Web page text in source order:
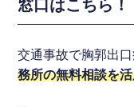
窓口はこちら！
交通事故で胸郭出
務所の無料相談を